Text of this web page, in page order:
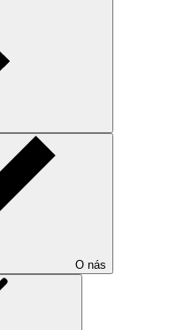
O nás